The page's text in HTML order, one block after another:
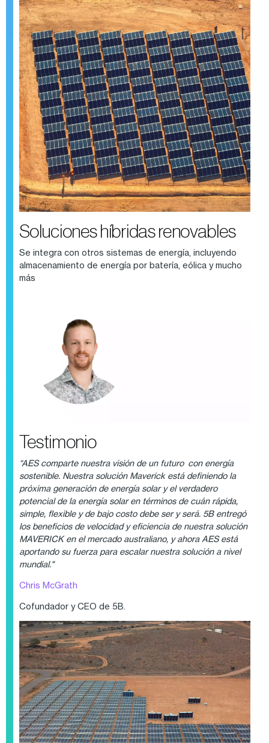
Soluciones híbridas renovables
Se integra con otros sistemas de energía, incluyendo
almacenamiento de energía por batería, eólica y mucho
más
Testimonio
“AES comparte nuestra visión de un futuro con energía
sostenible. Nuestra solución Maverick está definiendo la
próxima generación de energía solar y el verdadero
potencial de la energía solar en términos de cuán rápida,
simple, flexible y de bajo costo debe ser y será. 5B entregó
los beneficios de velocidad y eficiencia de nuestra solución
MAVERICK en el mercado australiano, y ahora AES está
aportando su fuerza para escalar nuestra solución a nivel
mundial."
Chris McGrath
Cofundador y CEO de 5B.